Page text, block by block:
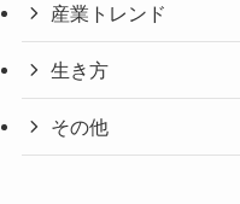
産業トレンド
生き方
その他